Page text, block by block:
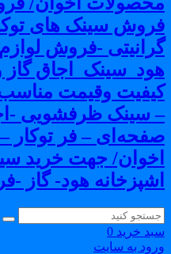
سینک های
-فروش لوازم
گاز و
وقیمت مناسب
سینک ظرفشویی -
– فر توکار –
جهت خرید
هود- گاز -فر
خرید 0
به سایت